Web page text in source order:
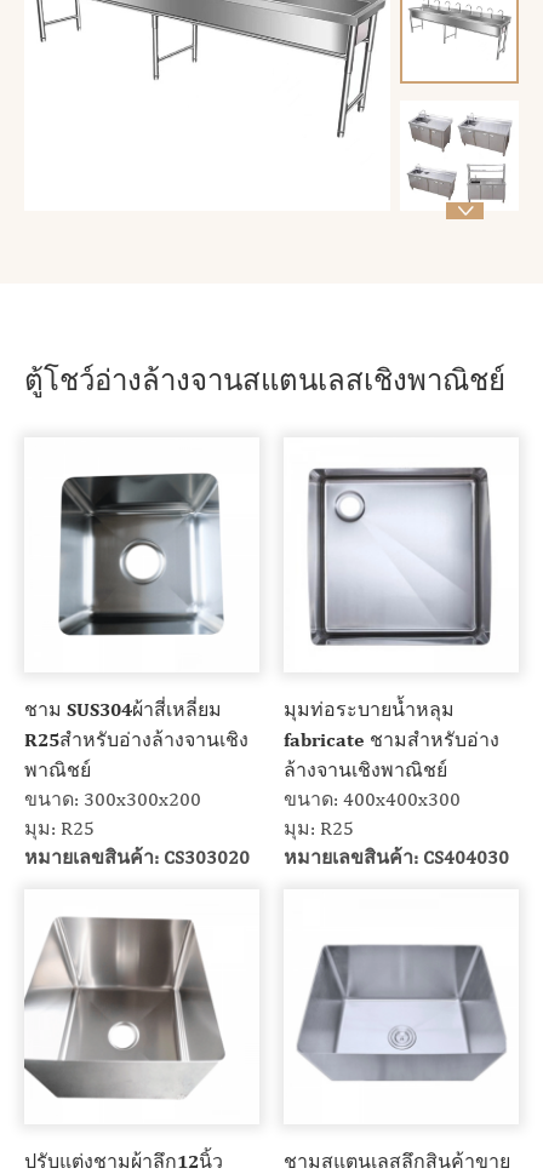

ตู้โชว์อ่างล้างจานสแตนเลสเชิงพาณิชย์
ชาม SUS304ผ้าสี่เหลี่ยม
R25สำหรับอ่างล้างจานเชิง
พาณิชย์
ขนาด: 300x300x200
มุม: R25
หมายเลขสินค้า: CS303020
มุมท่อระบายน้ำหลุม
fabricate ชามสำหรับอ่าง
ล้างจานเชิงพาณิชย์
ขนาด: 400x400x300
มุม: R25
หมายเลขสินค้า: CS404030
ปรับแต่งชามผ้าลึก12นิ้ว
ชามสแตนเลสลึกสินค้าขาย